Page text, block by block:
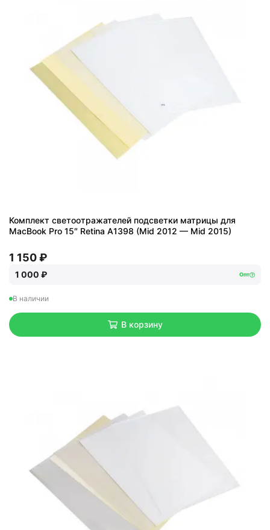
Комплект светоотражателей подсветки матрицы для
MacBook Pro 15″ Retina A1398 (Mid 2012 — Mid 2015)
1 150 ₽
1 000 ₽ Опт
В наличии
В корзину